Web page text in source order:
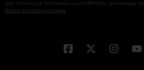
Ova stranica je zaštićena sa reCAPTCHA i primenjuju se
Uslovi korišćenja usluge